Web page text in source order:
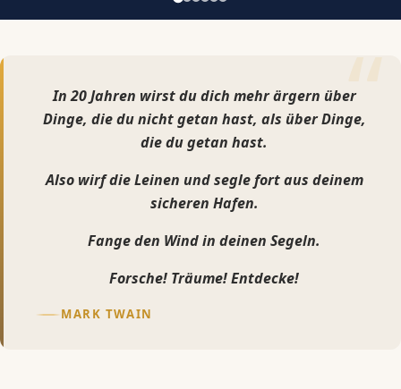
In 20 Jahren wirst du dich mehr ärgern über
Dinge, die du nicht getan hast, als über Dinge,
die du getan hast.
Also wirf die Leinen und segle fort aus deinem
sicheren Hafen.
Fange den Wind in deinen Segeln.
Forsche! Träume! Entdecke!
MARK TWAIN